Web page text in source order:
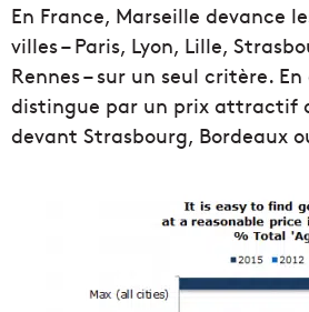
En France, Marseille devance
villes – Paris, Lyon, Lille,
Rennes – sur un seul critère.
distingue par un prix attractif
devant Strasbourg, Bordeaux